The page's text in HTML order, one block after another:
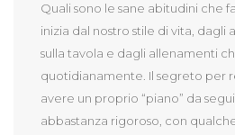
Quali sono le sane abitudini che
inizia dal nostro stile di vita,
sulla tavola e dagli allenamenti
quotidianamente. Il segreto per
avere un proprio “piano” da
abbastanza rigoroso, con